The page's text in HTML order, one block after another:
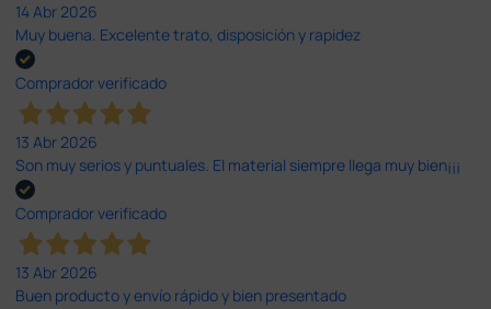
14 Abr 2026
Muy buena. Excelente trato, disposición y rapidez
Comprador verificado
13 Abr 2026
Son muy serios y puntuales. El material siempre llega muy bien¡¡¡
Comprador verificado
13 Abr 2026
Buen producto y envío rápido y bien presentado